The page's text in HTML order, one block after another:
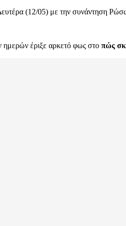
(12/05) με την συνάντηση
ημερών έριξε αρκετό φως στο πώς